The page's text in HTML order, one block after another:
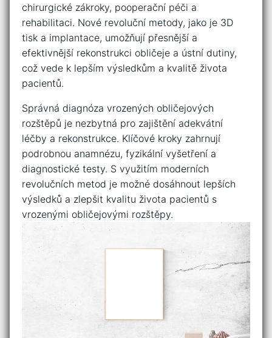
chirurgické⁣ zákroky, ‌pooperační péči​ a
rehabilitaci. Nové revoluční metody,⁢ jako je 3D
tisk a implantace, umožňují přesnější ⁣a
efektivnější ⁢rekonstrukci obličeje a⁤ ústní ‍dutiny,
⁣což vede k lepším výsledkům a kvalitě života
pacientů.
Správná diagnóza vrozených obličejových
rozštěpů ​je nezbytná pro zajištění adekvátní‌
léčby a rekonstrukce.‌ Klíčové ⁢kroky zahrnují
podrobnou anamnézu, ⁤fyzikální vyšetření a
diagnostické testy. S využitím moderních
revolučních metod je možné dosáhnout lepších​
výsledků a zlepšit kvalitu života ​pacientů s
vrozenými obličejovými rozštěpy.